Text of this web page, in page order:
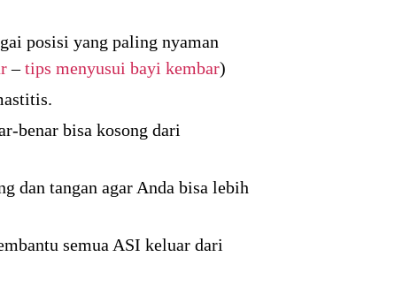
posisi yang paling nyaman
–tips menyusui bayi kembar)
benar bisa kosong dari
dan tangan agar Anda bisa lebih
semua ASI keluar dari